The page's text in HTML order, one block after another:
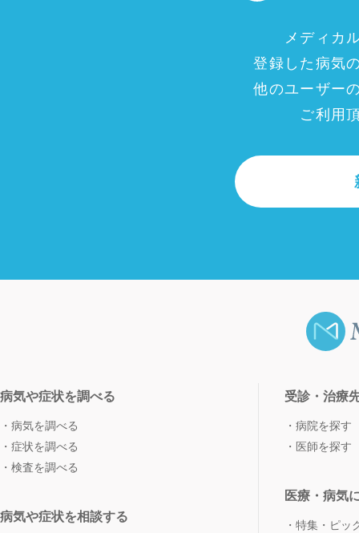
メディカ
登録した病気
他のユーザー
ご利用
病気や症状を調べる
病気を調べる
症状を調べる
検査を調べる
病気や症状を相談する
受診・治療
病院を探す
医師を探す
医療・病気
特集・ピッ